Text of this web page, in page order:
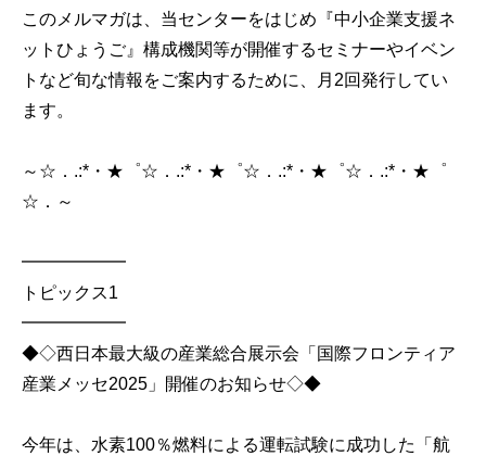
このメルマガは、当センターをはじめ『中小企業支援ネ
ットひょうご』構成機関等が開催するセミナーやイベン
トなど旬な情報をご案内するために、月2回発行してい
ます。
～☆．.:*・★゜☆．.:*・★゜☆．.:*・★゜☆．.:*・★゜
☆．～
━━━━━━
トピックス1
━━━━━━
◆◇西日本最大級の産業総合展示会「国際フロンティア
産業メッセ2025」開催のお知らせ◇◆
今年は、水素100％燃料による運転試験に成功した「航